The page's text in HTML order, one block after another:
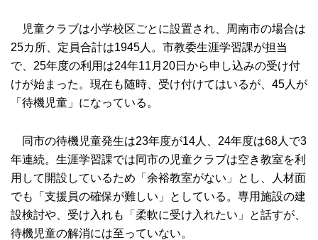
児童クラブは小学校区ごとに設置され、周南市の場合は
25カ所、定員合計は1945人。市教委生涯学習課が担当
で、25年度の利用は24年11月20日から申し込みの受け付
けが始まった。現在も随時、受け付けてはいるが、45人が
「待機児童」になっている。
同市の待機児童発生は23年度が14人、24年度は68人で3
年連続。生涯学習課では同市の児童クラブは空き教室を利
用して開設しているため「余裕教室がない」とし、人材面
でも「支援員の確保が難しい」としている。専用施設の建
設検討や、受け入れも「柔軟に受け入れたい」と話すが、
待機児童の解消には至っていない。